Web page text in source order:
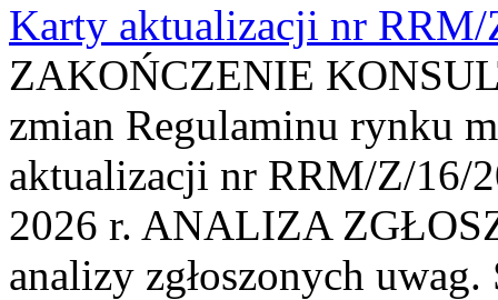
Karty aktualizacji nr
ZAKOŃCZENIE
zmian Regulaminu rynku
aktualizacji nr RRM/Z/16/
2026 r. ANALIZA
analizy zgłoszonych